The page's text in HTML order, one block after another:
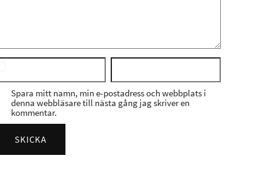
Spara mitt namn, min e-postadress och webbplats i
denna webbläsare till nästa gång jag skriver en
kommentar.